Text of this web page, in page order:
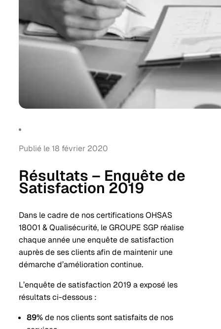
Publié le 18 février 2020
Résultats – Enquête de
Satisfaction 2019
Dans le cadre de nos certifications OHSAS
18001 & Qualisécurité, le GROUPE SGP réalise
chaque année une enquête de satisfaction
auprès de ses clients afin de maintenir une
démarche d’amélioration continue.
L’enquête de satisfaction 2019 a exposé les
résultats ci-dessous :
89%de nos clients sont satisfaits de nos